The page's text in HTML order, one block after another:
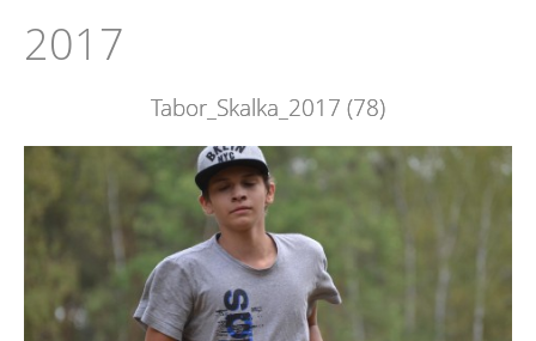
2017
Tabor_Skalka_2017 (78)